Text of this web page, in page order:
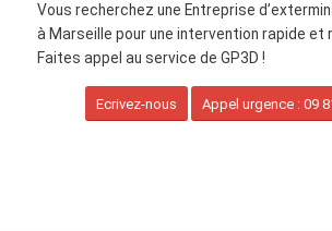
Vous recherchez une Entreprise
à Marseille pour une intervention rapide et
Faites appel au service de GP3D !
Ecrivez-nous Appel urgence : 09